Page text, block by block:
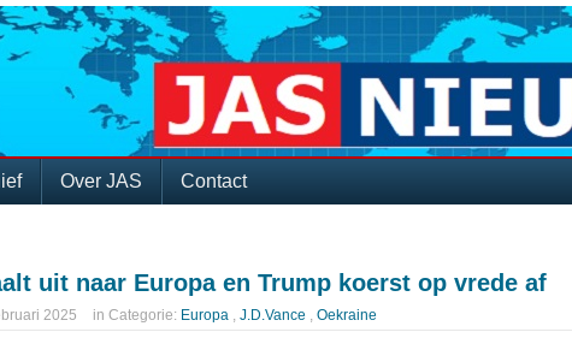
Over JAS Contact
uit naar Europa en Trump koerst op vrede af
2025 in Categorie: Europa , J.D.Vance , Oekraine